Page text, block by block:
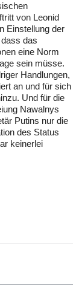
von Leonid
Einstellung der
das
eine Norm
sein müsse.
Handlungen,
an und für sich
Und für die
Nawalnys
Putins nur die
des Status
keinerlei